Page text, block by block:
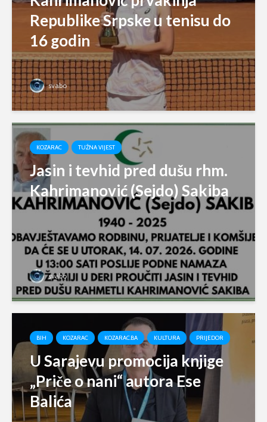
Republike Srpske u tenisu do
16 godin
svabo
KOZARAC TUŽNA VIJEST
Jasin i tevhid pred dušu rhm.
Kahrimanović (Sejdo) Sakiba
svabo
BIH KOZARAC KOZARAC.BA KULTURA PRIJEDOR
U Sarajevu promocija knjige
„Priče o nani“ autora Ese
Balića